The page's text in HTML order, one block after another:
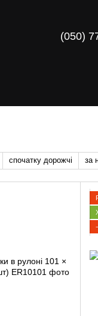
(050)
спочатку дорожчі за